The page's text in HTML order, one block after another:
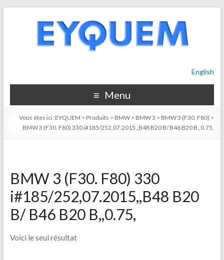
English
Menu
Vous êtes ici :EYQUEM > Produits > BMW > BMW 3 > BMW 3 (F30. F80) >
BMW 3 (F30. F80) 330 i#185/252,07.2015,,B48 B20 B/ B46 B20 B,,0.75,
BMW 3 (F30. F80) 330
i#185/252,07.2015,,B48 B20
B/ B46 B20 B,,0.75,
Voici le seul résultat